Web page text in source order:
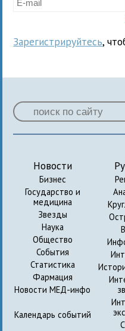
Зарегистрируйтесь,
Новости
Бизнес
Государство и
медицина
Звезды
Наука
Общество
События
Статистика
Фармация
Новости МЕД-инфо
Календарь событий